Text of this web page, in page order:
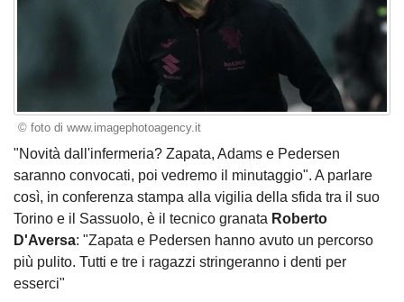
© foto di www.imagephotoagency.it
"Novità dall'infermeria? Zapata, Adams e Pedersen
saranno convocati, poi vedremo il minutaggio". A parlare
così, in conferenza stampa alla vigilia della sfida tra il suo
Torino e il Sassuolo, è il tecnico granata Roberto
D'Aversa: "Zapata e Pedersen hanno avuto un percorso
più pulito. Tutti e tre i ragazzi stringeranno i denti per
esserci"